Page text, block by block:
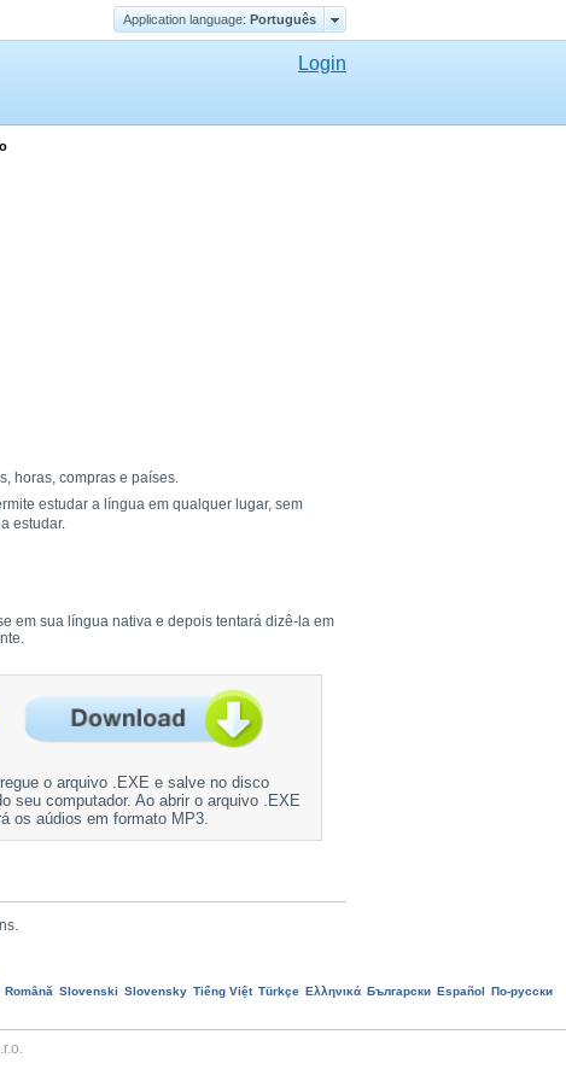
Application language: Português
Login
horas, compras e países.
estudar a língua em qualquer lugar, sem
estudar.
em sua língua nativa e depois tentará dizê-la em
o arquivo .EXE e salve no disco
seu computador. Ao abrir o arquivo .EXE
os aúdios em formato MP3.
Română Slovenski Slovensky Tiếng Việt Türkçe Ελληνικά Български Еspañol
По-русски